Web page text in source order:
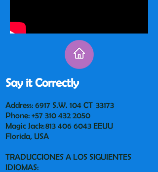
Say it Correctly
Address: 6917 S.W. 104 CT 33173
Phone: +57 310 432 2050
Magic Jack:813 406 6043 EEUU
Florida, USA
TRADUCCIONES A LOS SIGUIENTES
IDIOMAS: